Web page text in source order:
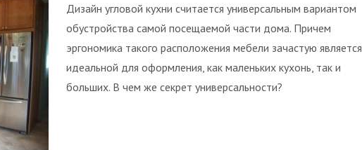
Дизайн угловой кухни считается универсальным вариантом
обустройства самой посещаемой части дома. Причем
эргономика такого расположения мебели зачастую является
идеальной для оформления, как маленьких кухонь, так и
больших. В чем же секрет универсальности?